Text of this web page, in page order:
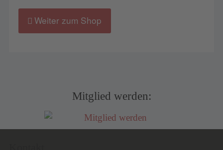
Weiter zum Shop
Mitglied werden: